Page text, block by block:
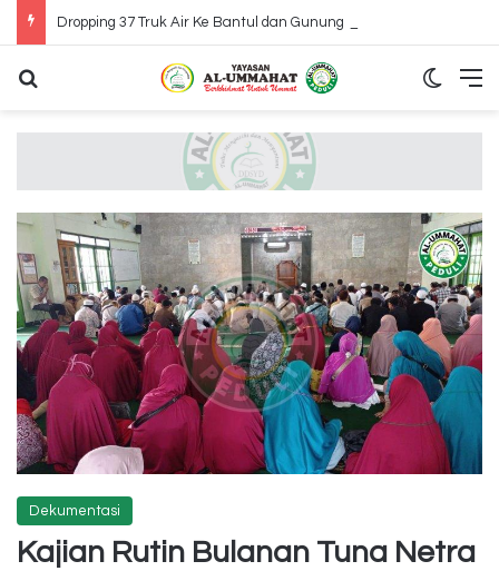
Dropping 37 Truk Air Ke Bantul dan Gunung Kidul Yogyakarta
Dekumentasi
Kajian Rutin Bulanan Tuna Netra